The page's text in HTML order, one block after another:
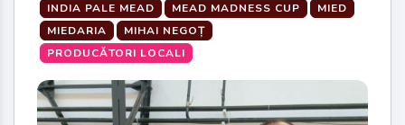
INDIA PALE MEAD MEAD MADNESS CUP
MIED
MIEDARIA
MIHAI NEGOȚ
PRODUCĂTORI LOCALI